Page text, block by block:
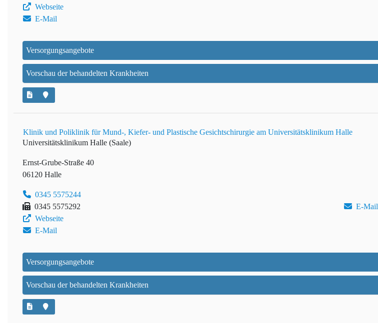
Webseite
E-Mail
Versorgungsangebote
Vorschau der behandelten Krankheiten
Klinik und Poliklinik für Mund-, Kiefer- und Plastische Gesichtschirurgie am Universitätsklinikum Halle
Universitätsklinikum Halle (Saale)
Ernst-Grube-Straße 40
06120 Halle
0345 5575244
0345 5575292
Webseite
E-Mail
E-Mail
Versorgungsangebote
Vorschau der behandelten Krankheiten